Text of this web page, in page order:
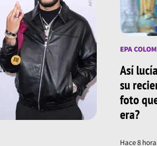
EPA
Así
su
foto
era?
Hace 8